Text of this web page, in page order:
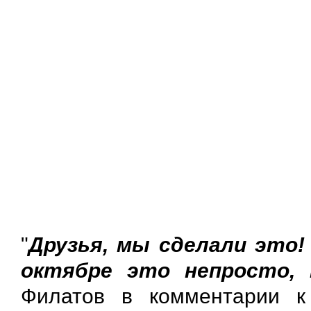
"Друзья, мы сделали
октябре это непросто,
Филатов в комментарии